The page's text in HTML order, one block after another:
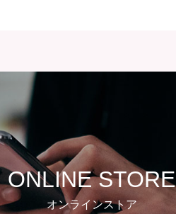
ONLINE STORE
オンラインストア